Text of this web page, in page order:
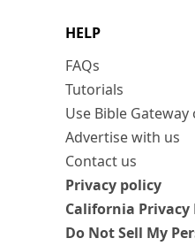
HELP
FAQs
Tutorials
Use Bible Gateway
Advertise with us
Contact us
Privacy policy
California Privacy
Do Not Sell My